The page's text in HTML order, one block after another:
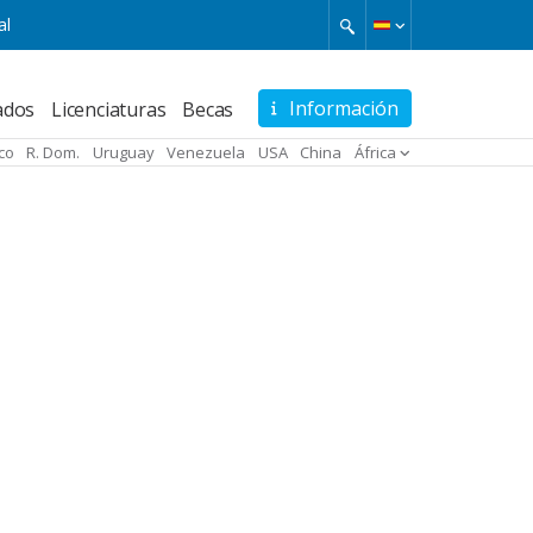
Información
Licenciaturas Becas
R. Dom. Uruguay Venezuela USA China África